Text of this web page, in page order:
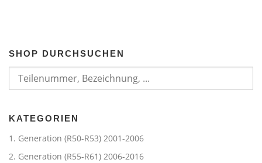
SHOP DURCHSUCHEN
KATEGORIEN
1. Generation (R50-R53) 2001-2006
2. Generation (R55-R61) 2006-2016